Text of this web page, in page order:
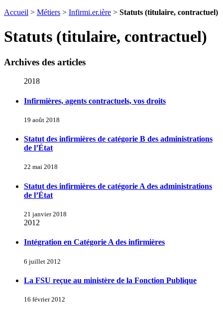
Accueil > Métiers > Infirmi.er.ière > Statuts (titulaire, contractuel)
Statuts (titulaire, contractuel)
Archives des articles
2018
Infirmières, agents contractuels, vos droits
19 août 2018
Statut des infirmières de catégorie B des administrations
de l’État
22 mai 2018
Statut des infirmières de catégorie A des administrations
de l’État
21 janvier 2018
2012
Intégration en Catégorie A des infirmières
6 juillet 2012
La FSU reçue au ministère de la Fonction Publique
16 février 2012